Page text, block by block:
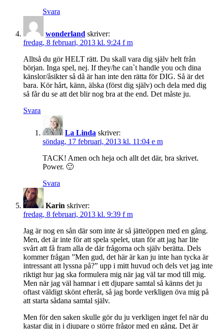
Svara
wonderland skriver:
fredag, 8 februari, 2013 kl. 9:24 f m
Alltså du gör HELT rätt. Du skall vara dig själv helt från
början. Inga spel, nej. If they/he can`t handle you och dina
känslor/åsikter så då är han inte den rätta för DIG. Så är det
bara. Kör hårt, känn, älska (först dig själv) och dela med dig
så får du se att det blir nog bra at the end. Det måste ju.
Svara
La Linda skriver:
söndag, 17 februari, 2013 kl. 11:04 e m
TACK! Amen och heja och allt det där, bra skrivet.
Power. 🙂
Svara
Karin skriver:
fredag, 8 februari, 2013 kl. 9:39 f m
Jag är nog en sån där som inte är så jätteöppen med en gång.
Men, det är inte för att spela spelet, utan för att jag har lite
svårt att få fram alla de där frågorna och själv berätta. Dels
kommer frågan ”Men gud, det här är kan ju inte han tycka är
intressant att lyssna på?” upp i mitt huvud och dels vet jag inte
riktigt hur jag ska formulera mig när jag väl tar mod till mig.
Men när jag väl hamnar i ett djupare samtal så känns det ju
oftast väldigt skönt efteråt, så jag borde verkligen öva mig på
att starta sådana samtal själv.
Men för den saken skulle gör du ju verkligen inget fel när du
kastar dig in i djupare o större frågor med en gång. Det är